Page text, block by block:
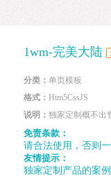
1wm-完美大陆
分类： 单页模板
格式： Htm5CssJS
说明： 独家定制概不出
免责条款：
请合法使用，否则
友情提示：
独家定制产品的案